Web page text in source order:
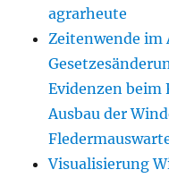
agrarheute
Zeitenwende
Evidenzen beim
Ausbau der
Visualisierung